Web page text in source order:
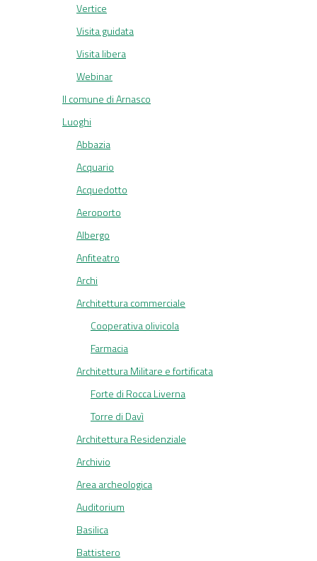
Vertice
Visita guidata
Visita libera
Webinar
Il comune di Arnasco
Luoghi
Abbazia
Acquario
Acquedotto
Aeroporto
Albergo
Anfiteatro
Archi
Architettura commerciale
Cooperativa olivicola
Farmacia
Architettura Militare e fortificata
Forte di Rocca Liverna
Torre di Davì
Architettura Residenziale
Archivio
Area archeologica
Auditorium
Basilica
Battistero